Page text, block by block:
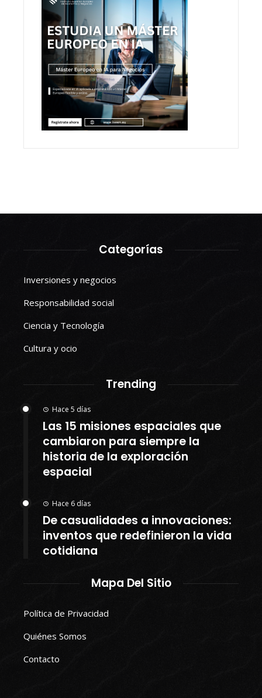
Categorías
Inversiones y negocios
Responsabilidad social
Ciencia y Tecnología
Cultura y ocio
Trending
Hace 5 días
Las 15 misiones espaciales que
cambiaron para siempre la
historia de la exploración
espacial
Hace 6 días
De casualidades a innovaciones:
inventos que redefinieron la vida
cotidiana
Mapa Del Sitio
Política de Privacidad
Quiénes Somos
Contacto